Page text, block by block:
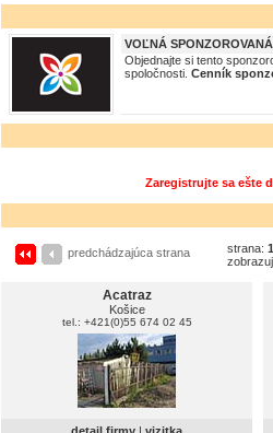
VOĽNÁ
Objednajte si tento
spoločnosti. Cenník
Zaregistrujte sa ešte
predchádzajúca strana strana: 1
Acatraz
Košice
tel.: +421(0)55 674 02 45